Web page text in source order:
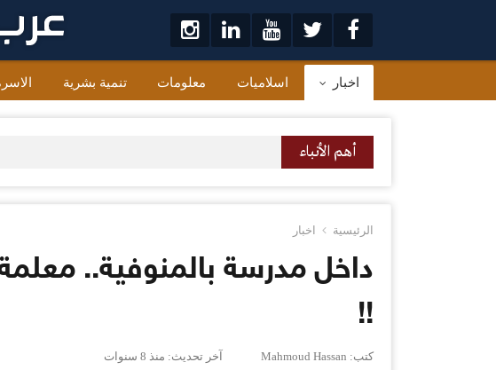
اخبار اسلاميات معلومات تنمية بشرية
أهم الأنباء
الرئيسية اخبار
داخل مدرسة بالمنوفية..
!!
كتب: Mahmoud Hassan آخر تحديث: منذ 8 سنوات